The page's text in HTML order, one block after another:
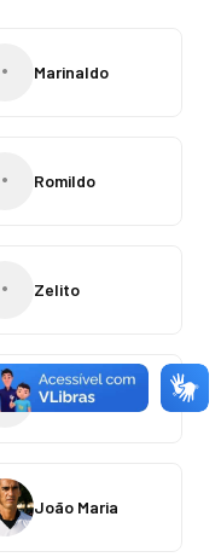
• Marinaldo
• Romildo
• Zelito
• Quirino
João Maria